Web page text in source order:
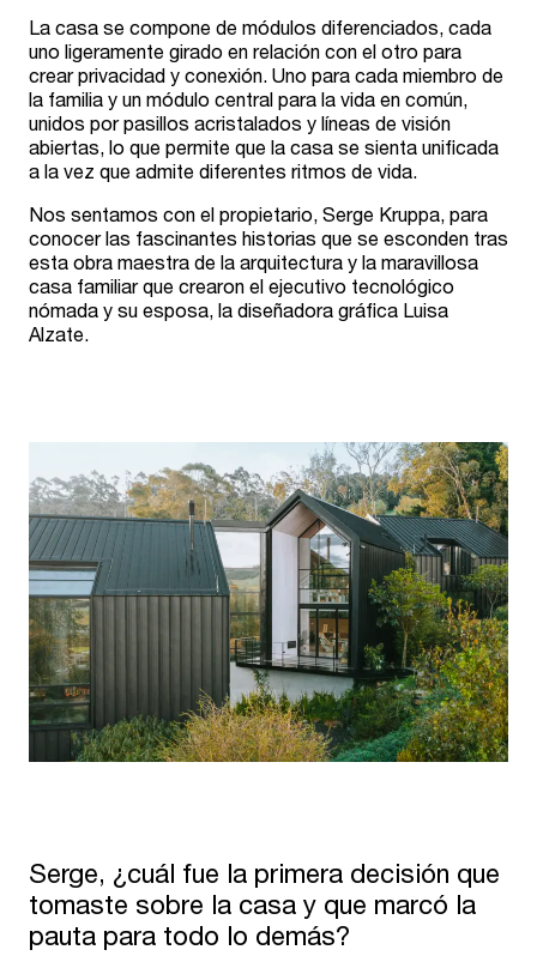
La casa se compone de módulos diferenciados, cada
uno ligeramente girado en relación con el otro para
crear privacidad y conexión. Uno para cada miembro de
la familia y un módulo central para la vida en común,
unidos por pasillos acristalados y líneas de visión
abiertas, lo que permite que la casa se sienta unificada
a la vez que admite diferentes ritmos de vida.
Nos sentamos con el propietario, Serge Kruppa, para
conocer las fascinantes historias que se esconden tras
esta obra maestra de la arquitectura y la maravillosa
casa familiar que crearon el ejecutivo tecnológico
nómada y su esposa, la diseñadora gráfica Luisa
Alzate.
Serge, ¿cuál fue la primera decisión que
tomaste sobre la casa y que marcó la
pauta para todo lo demás?